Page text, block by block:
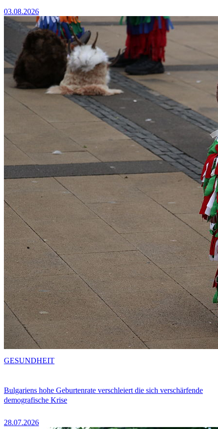
03.08.2026
Bulgariens hohe Geburtenrate verschleiert die sich verschärfende
demografische Krise
28.07.2026
GESUNDHEIT